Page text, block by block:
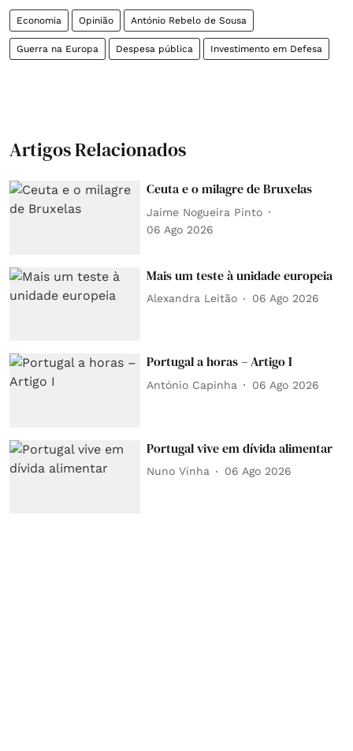
Economia Opinião António Rebelo de Sousa
Guerra na Europa Despesa pública Investimento em Defesa
Artigos Relacionados
Ceuta e o milagre de Bruxelas
Jaime Nogueira Pinto
06 Ago 2026
Mais um teste à unidade europeia
Alexandra Leitão 06 Ago 2026
Portugal a horas – Artigo I
António Capinha 06 Ago 2026
Portugal vive em dívida alimentar
Nuno Vinha 06 Ago 2026